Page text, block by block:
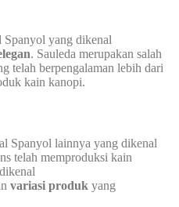
Spanyol yang dikenal
. Sauleda merupakan salah
telah berpengalaman lebih dari
kain kanopi.
Spanyol lainnya yang dikenal
telah memproduksi kain
variasi produk yang